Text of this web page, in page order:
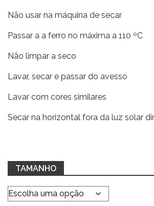
Não usar na máquina de secar
Passar a a ferro no máxima a 110 ºC
Não limpar a seco
Lavar, secar e passar do avesso
Lavar com cores similares
Secar na horizontal fora da luz solar
TAMANHO